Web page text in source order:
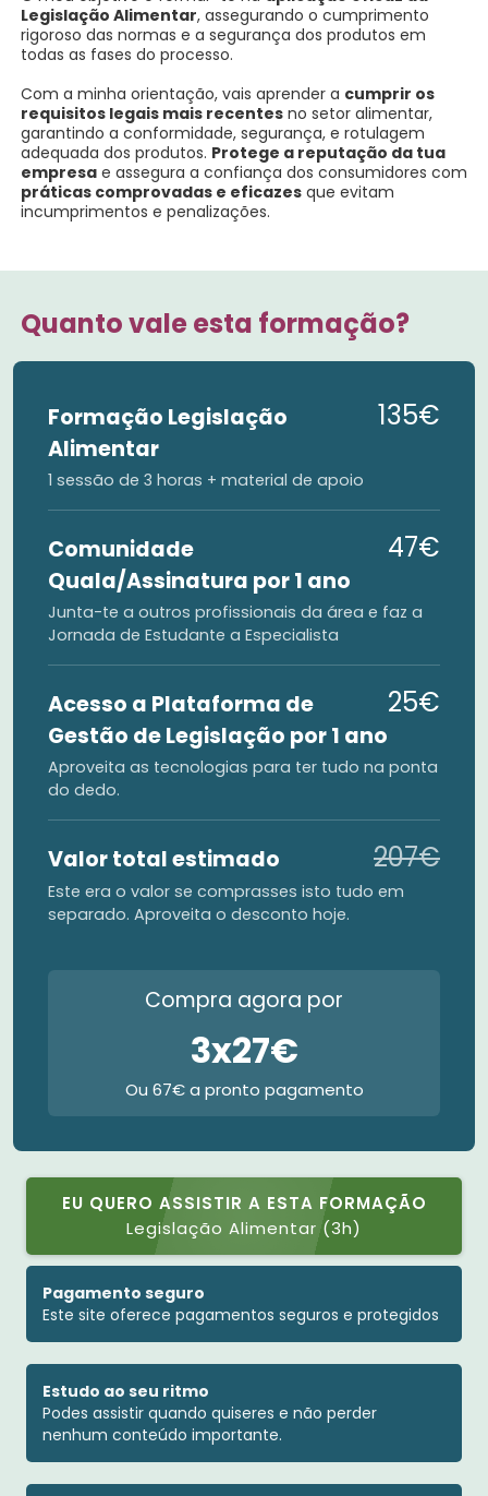
Legislação Alimentar, assegurando o cumprimento
rigoroso das normas e a segurança dos produtos em
todas as fases do processo.
Com a minha orientação, vais aprender a cumprir os
requisitos legais mais recentes no setor alimentar,
garantindo a conformidade, segurança, e rotulagem
adequada dos produtos. Protege a reputação da tua
empresa e assegura a confiança dos consumidores com
práticas comprovadas e eficazes que evitam
incumprimentos e penalizações.
Quanto vale esta formação?
Formação Legislação
Alimentar
135€
1 sessão de 3 horas + material de apoio
Comunidade
Quala/Assinatura por 1 ano
47€
Junta-te a outros profissionais da área e faz a
Jornada de Estudante a Especialista
Acesso a Plataforma de
Gestão de Legislação por 1 ano
25€
Aproveita as tecnologias para ter tudo na ponta
do dedo.
Valor total estimado 207€
Este era o valor se comprasses isto tudo em
separado. Aproveita o desconto hoje.
Compra agora por
3x27€
Ou 67€ a pronto pagamento
EU QUERO ASSISTIR A ESTA FORMAÇÃO
Legislação Alimentar (3h)
Pagamento seguro
Este site oferece pagamentos seguros e protegidos
Estudo ao seu ritmo
Podes assistir quando quiseres e não perder
nenhum conteúdo importante.